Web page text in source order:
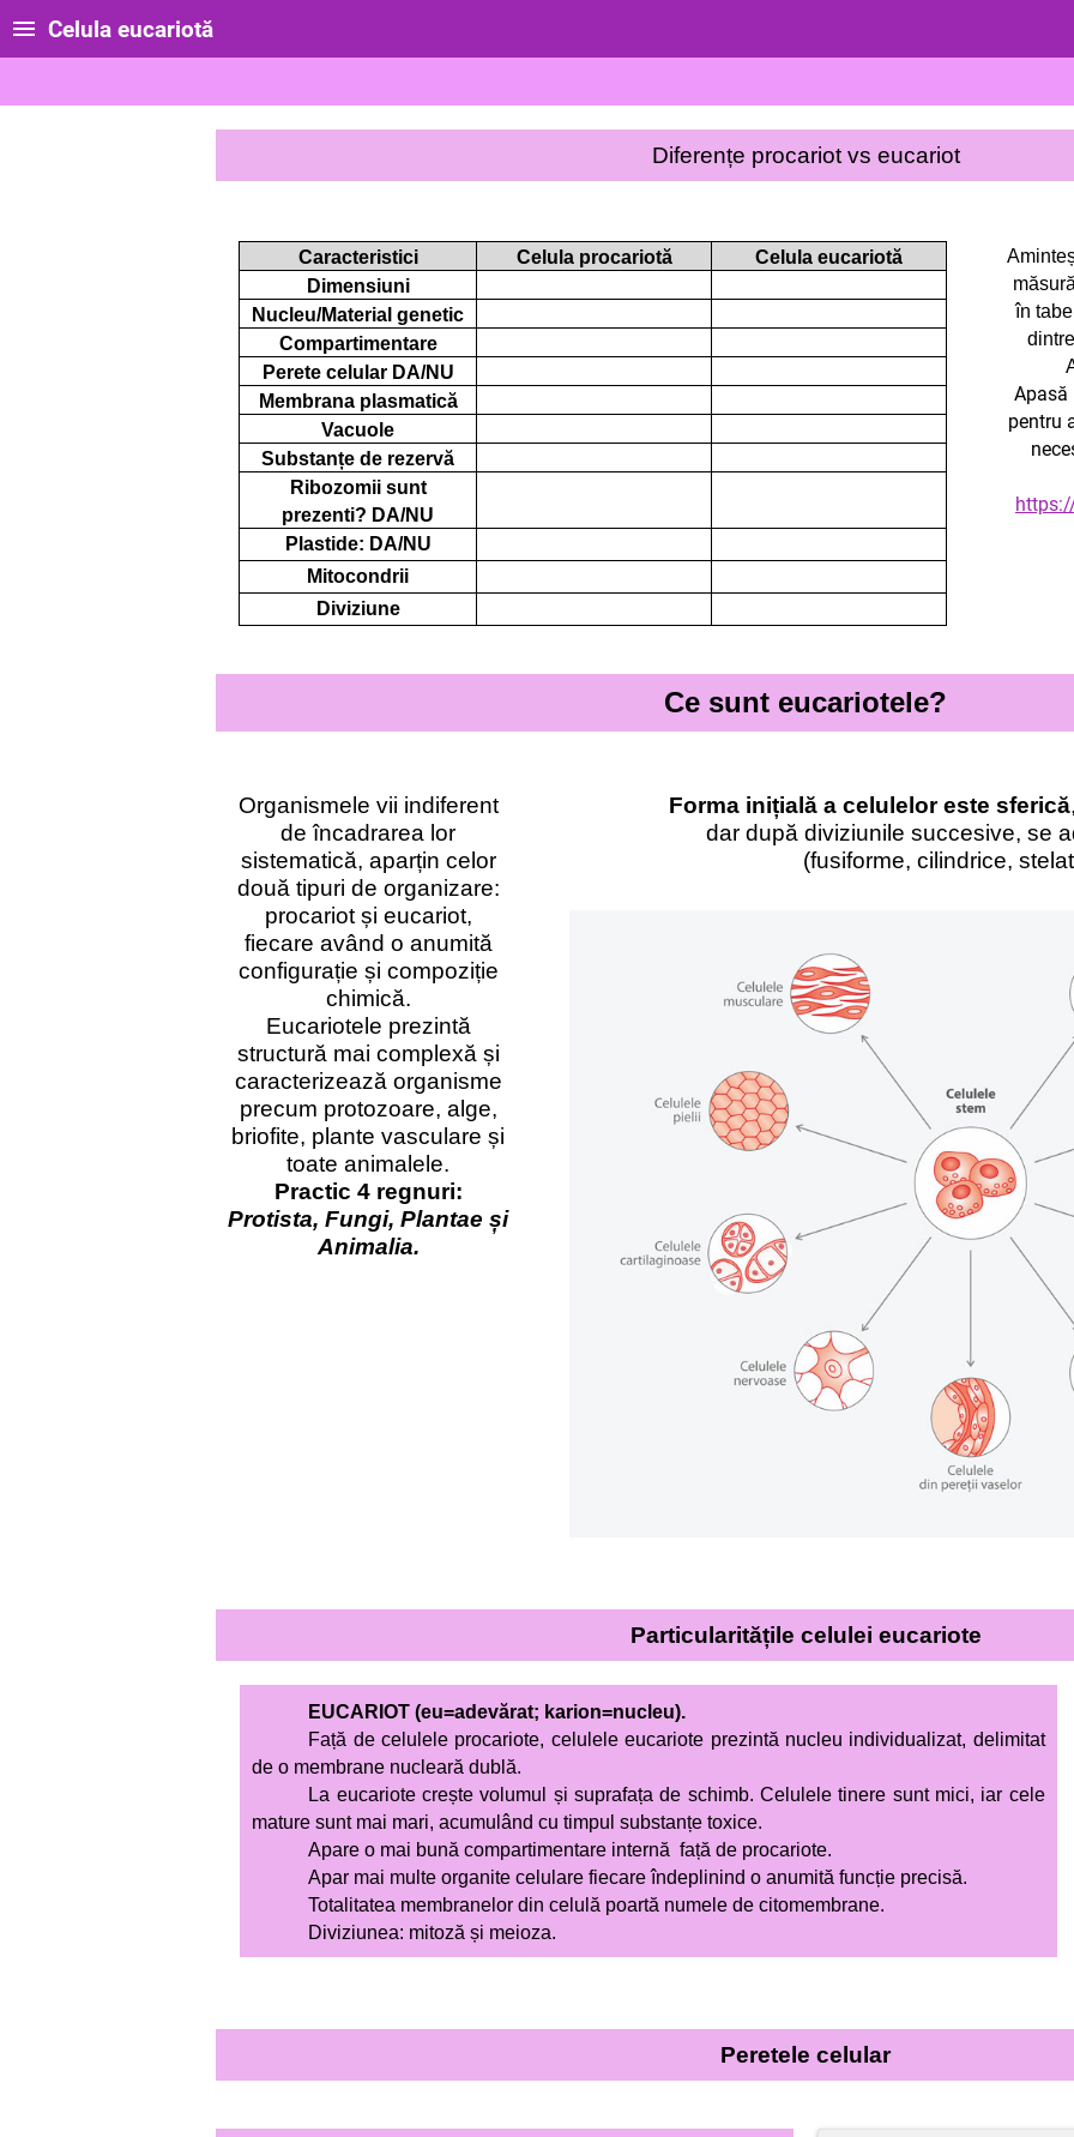
Celula eucariotă
Diferențe procariot vs eucariot
Caracteristici Celula procariotă
Celula eucariotă
Dimensiuni
Nucleu/Material genetic
Compartimentare
Perete celular DA/NU
Membrana plasmatică
Vacuole
Substanțe de rezervă
Ribozomii sunt
prezenti? DA/NU
Plastide: DA/NU
Mitocondrii
Diviziune
în
Apasă
pentru
Ce sunt eucariotele?
Organismele vii indiferent
de încadrarea lor
sistematică, aparțin celor
două tipuri de organizare:
procariot și eucariot,
fiecare având o anumită
configurație și compoziție
chimică.
Eucariotele prezintă
structură mai complexă și
caracterizează organisme
precum protozoare, alge,
briofite, plante vasculare și
toate animalele.
Practic 4 regnuri:
Protista, Fungi, Plantae și
Animalia.
Forma inițială a celulelor este sferică
dar după diviziunile succesive, se
(fusiforme, cilindrice,
Particularitățile celulei eucariote
EUCARIOT (eu=adevărat; karion=nucleu).
Față de celulele procariote, celulele eucariote prezintă nucleu individualizat, delimitat
de o membrane nucleară dublă.
La eucariote crește volumul și suprafața de schimb. Celulele tinere sunt mici, iar cele
mature sunt mai mari, acumulând cu timpul substanțe toxice.
Apare o mai bună compartimentare internă față de procariote.
Apar mai multe organite celulare fiecare îndeplinind o anumită funcție precisă.
Totalitatea membranelor din celulă poartă numele de citomembrane.
Diviziunea: mitoză și meioza.
Peretele celular